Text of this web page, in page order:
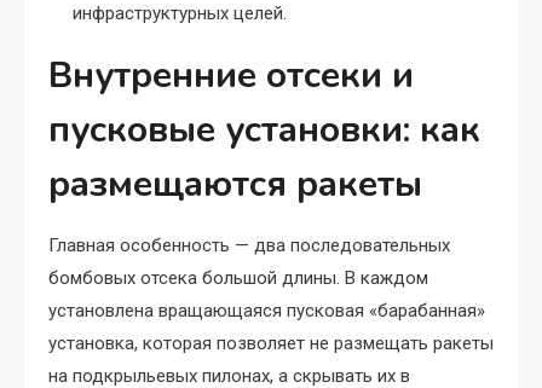
инфраструктурных целей.
Внутренние отсеки и
пусковые установки: как
размещаются ракеты
Главная особенность — два последовательных
бомбовых отсека большой длины. В каждом
установлена вращающаяся пусковая «барабанная»
установка, которая позволяет не размещать ракеты
на подкрыльевых пилонах, а скрывать их в